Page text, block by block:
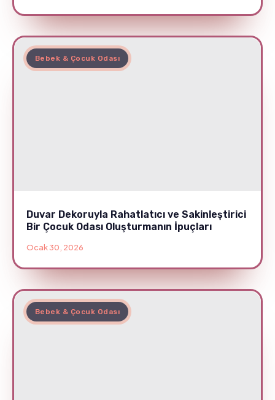
Bebek & Çocuk Odası
Duvar Dekoruyla Rahatlatıcı ve Sakinleştirici
Bir Çocuk Odası Oluşturmanın İpuçları
Ocak 30, 2026
Bebek & Çocuk Odası